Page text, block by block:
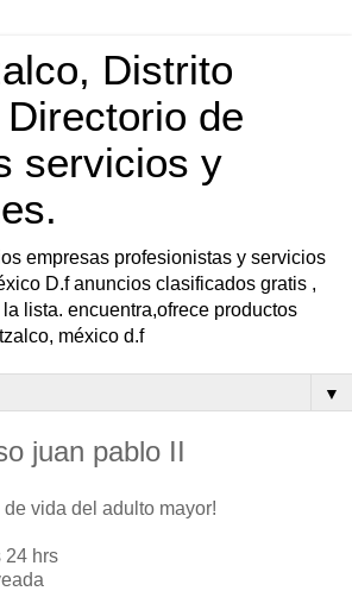
Distrito
de
servicios y
empresas profesionistas y servicios
D.f anuncios clasificados gratis ,
lista. encuentra,ofrece productos
méxico d.f
▼
juan pablo II
vida del adulto mayor!
24 hrs